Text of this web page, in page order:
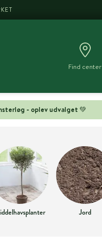
Find center
- oplev udvalget 💚
Jord